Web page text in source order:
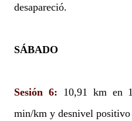
desapareció.
SÁBADO
Sesión 6: 10,91 km en
min/km y desnivel positivo